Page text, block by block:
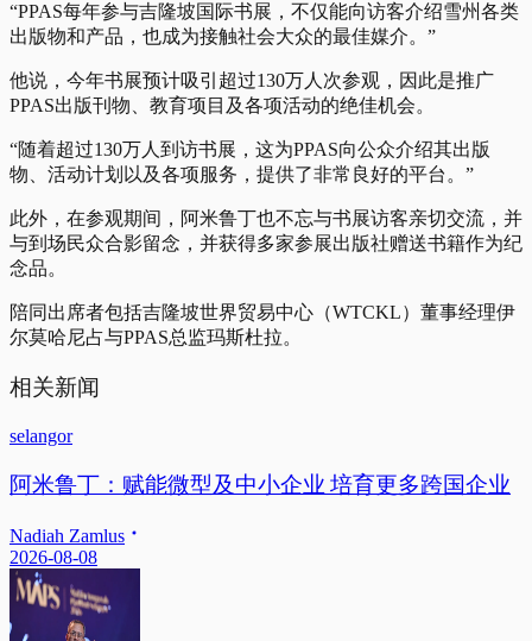
“PPAS每年参与吉隆坡国际书展，不仅能向访客介绍雪州各类
出版物和产品，也成为接触社会大众的最佳媒介。”
他说，今年书展预计吸引超过130万人次参观，因此是推广
PPAS出版刊物、教育项目及各项活动的绝佳机会。
“随着超过130万人到访书展，这为PPAS向公众介绍其出版
物、活动计划以及各项服务，提供了非常良好的平台。”
此外，在参观期间，阿米鲁丁也不忘与书展访客亲切交流，并
与到场民众合影留念，并获得多家参展出版社赠送书籍作为纪
念品。
陪同出席者包括吉隆坡世界贸易中心（WTCKL）董事经理伊
尔莫哈尼占与PPAS总监玛斯杜拉。
相关新闻
selangor
阿米鲁丁：赋能微型及中小企业 培育更多跨国企业
Nadiah Zamlus
2026-08-08